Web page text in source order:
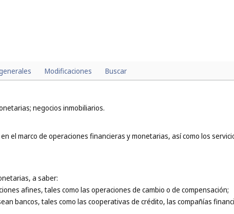
Modificaciones Buscar
de servicios).
negocios inmobiliarios.
el marco de operaciones financieras y monetarias, así como los
a saber:
afines, tales como las operaciones de cambio o de compensación;
bancos, tales como las cooperativas de crédito, las compañías